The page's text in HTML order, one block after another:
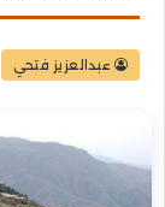
عبدالعزيز فتحي